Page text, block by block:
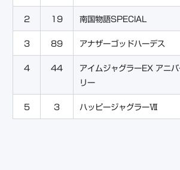
2 19 南国物語SPECIAL
3 89 アナザーゴッドハーデス
4 44
アイムジャグラーEX アニ
リー
5 3 ハッピージャグラーⅦ